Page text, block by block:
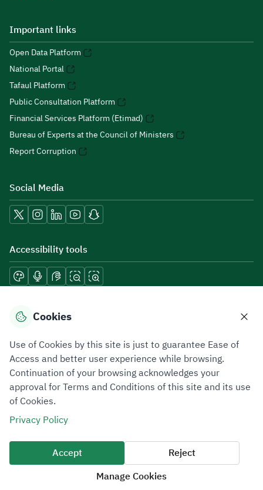
Important links
Open Data Platform
National Portal
Tafaul Platform
Public Consultation Platform
Financial Services Platform (Etimad)
Bureau of Experts at the Council of Ministers
Report Corruption
Social Media
Accessibility tools
Download mobile applications
Privacy PolicyTerms of UseSite Map
All rights reserved 2026 © ZATCA.GOV.SA
Developed and Maintained by Zakat, Tax and Customs Authority
Last update for site was
06 August 2026 10:32 AM
Cookies
Use of Cookies by this site is just to guarantee Ease of
Access and better user experience while browsing.
Continuation of your browsing acknowledges your
approval for Terms and Conditions of this site and its use
of Cookies.
Privacy Policy
Accept
Reject
Manage Cookies